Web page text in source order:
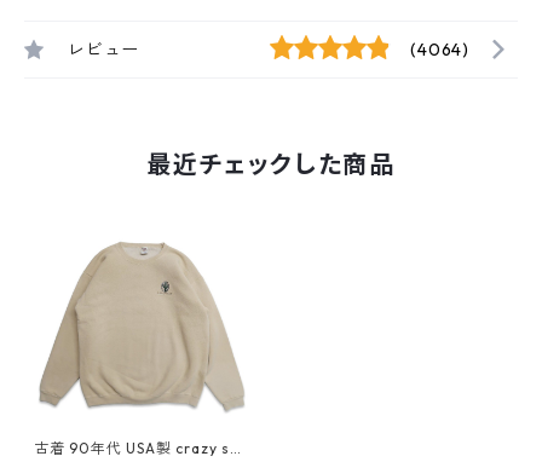
レビュー (4064)
最近チェックした商品
古着 90年代 USA製 crazy shi